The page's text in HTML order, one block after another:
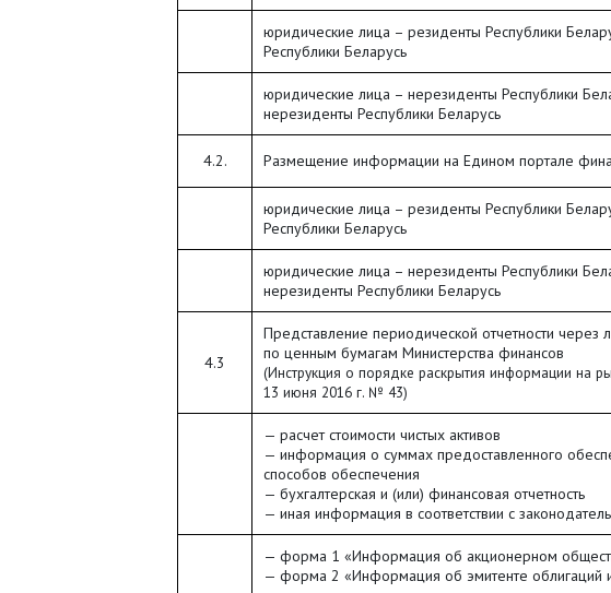
юридические лица – резиденты Республики
Республики Беларусь
юридические лица – нерезиденты Республики
нерезиденты Республики Беларусь
4.2. Размещение информации на Едином портале
юридические лица – резиденты Республики
Республики Беларусь
юридические лица – нерезиденты Республики
нерезиденты Республики Беларусь
4.3
Представление периодической отчетности через
по ценным бумагам Министерства финансов
(Инструкция о порядке раскрытия информации на
13 июня 2016 г. № 43)
— расчет стоимости чистых активов
— информация о суммах предоставленного
способов обеспечения
— бухгалтерская и (или) финансовая отчетность
— иная информация в соответствии с
— форма 1 «Информация об акционерном
— форма 2 «Информация об эмитенте облигаций и